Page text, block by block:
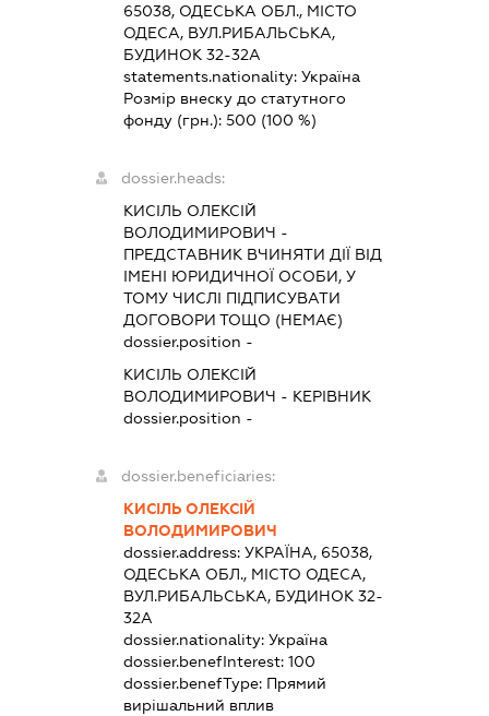
65038, ОДЕСЬКА ОБЛ., МІСТО
ОДЕСА, ВУЛ.РИБАЛЬСЬКА,
БУДИНОК 32-32А
statements.nationality: Україна
Розмір внеску до статутного
фонду (грн.): 500 (100 %)
dossier.heads:
КИСІЛЬ ОЛЕКСІЙ
ВОЛОДИМИРОВИЧ -
ПРЕДСТАВНИК ВЧИНЯТИ ДІЇ ВІД
ІМЕНІ ЮРИДИЧНОЇ ОСОБИ, У
ТОМУ ЧИСЛІ ПІДПИСУВАТИ
ДОГОВОРИ ТОЩО (НЕМАЄ)
dossier.position -
КИСІЛЬ ОЛЕКСІЙ
ВОЛОДИМИРОВИЧ - КЕРІВНИК
dossier.position -
dossier.beneficiaries:
КИСІЛЬ ОЛЕКСІЙ
ВОЛОДИМИРОВИЧ
dossier.address: УКРАЇНА, 65038,
ОДЕСЬКА ОБЛ., МІСТО ОДЕСА,
ВУЛ.РИБАЛЬСЬКА, БУДИНОК 32-
32А
dossier.nationality: Україна
dossier.benefInterest: 100
dossier.benefType: Прямий
вирішальний вплив